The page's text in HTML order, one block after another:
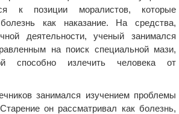
к позиции моралистов, которые
как наказание. На средства,
деятельности, ученый занимался
на поиск специальной мази,
способно излечить человека от
занимался изучением проблемы
он рассматривал как болезнь,